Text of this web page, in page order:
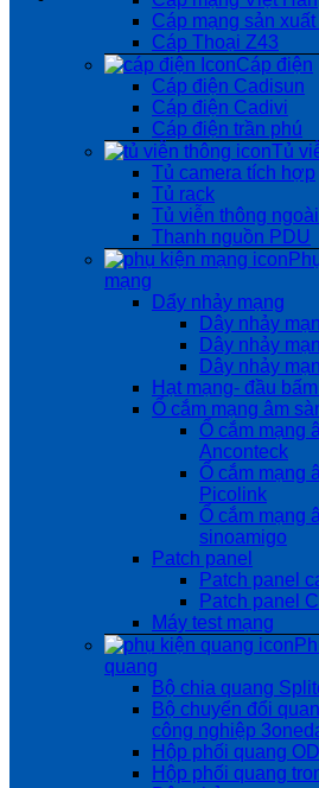
Cáp mạng sản xuất
Cáp Thoại Z43
Cáp điện
Cáp điện Cadisun
Cáp điện Cadivi
Cáp điện trần phú
Tủ
Tủ camera tích hợp
Tủ rack
Tủ viễn thông
Thanh nguồn PDU
mạng
Dẩy nhảy mạng
Dây nhảy
Dây nhảy
Dây nhảy
Hạt mạng- đầu
Ổ cắm mạng âm
Ổ cắm mạng
Anconteck
Ổ cắm mạng
Picolink
Ổ cắm mạng
sinoamigo
Patch panel
Patch panel
Patch panel
Máy test mạng
quang
Bộ chia quang
Bộ chuyển đổi
công nghiệp
Hộp phối quang
Hộp phối quang